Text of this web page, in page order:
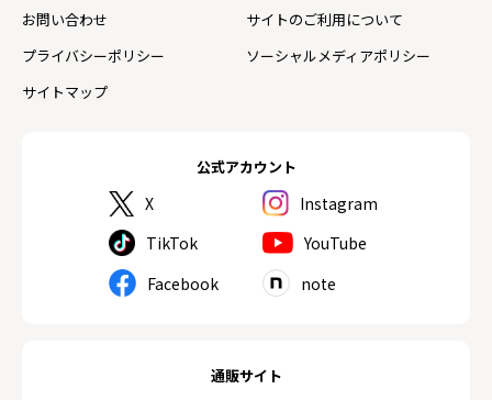
公式アカウント
X
Instagram
TikTok
YouTube
Facebook
note
通販サイト
お問い合わせ
サイトのご利用について
プライバシーポリシー
ソーシャルメディアポリシー
サイトマップ